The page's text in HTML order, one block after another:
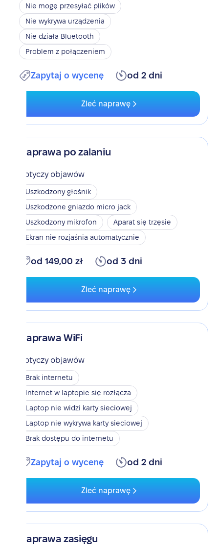
Nie mogę przesyłać plików
Nie wykrywa urządzenia
Nie działa Bluetooth
Problem z połączeniem
Zapytaj o wycenę od 2 dni
Zleć naprawę
Naprawa po zalaniu
Dotyczy objawów
Uszkodzony głośnik
Uszkodzone gniazdo micro jack
Uszkodzony mikrofon
Aparat się trzęsie
Ekran nie rozjaśnia automatycznie
od 149,00 zł od 3 dni
Zleć naprawę
Naprawa WiFi
Dotyczy objawów
Brak internetu
Internet w laptopie się rozłącza
Laptop nie widzi karty sieciowej
Laptop nie wykrywa karty sieciowej
Brak dostępu do internetu
Zapytaj o wycenę od 2 dni
Zleć naprawę
Naprawa zasięgu